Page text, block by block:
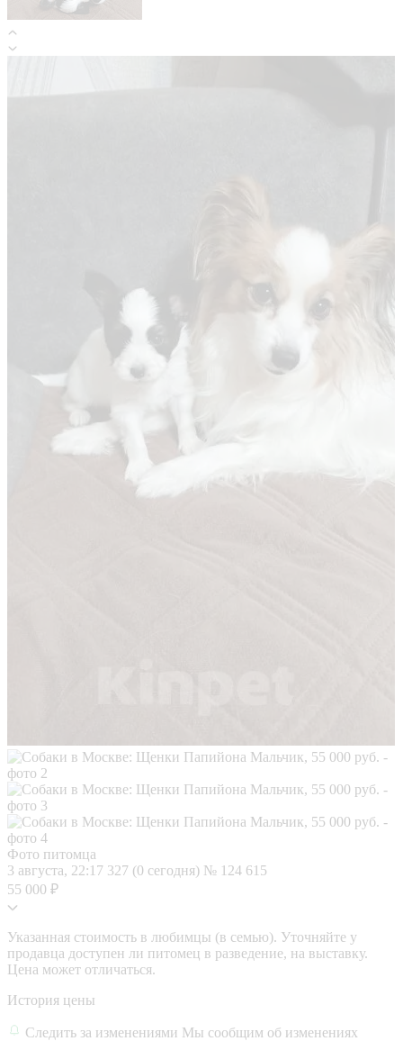
Фото питомца
3 августа, 22:17 327 (0 сегодня) № 124 615
55 000 ₽
Указанная стоимость в любимцы (в семью). Уточняйте у
продавца доступен ли питомец в разведение, на выставку.
Цена может отличаться.
История цены
Следить за изменениями Мы сообщим об изменениях